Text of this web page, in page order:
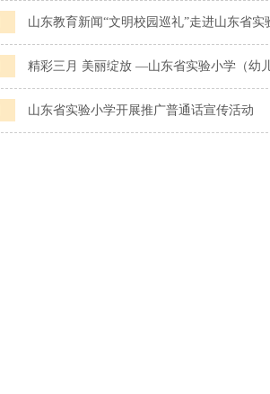
山东教育新闻“文明校园巡礼”走进山东省实
精彩三月 美丽绽放 —山东省实验小学（幼
山东省实验小学开展推广普通话宣传活动